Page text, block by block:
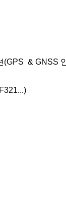
(GPS & GNSS